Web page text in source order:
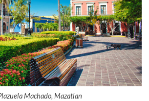
Machado, Mazatlan